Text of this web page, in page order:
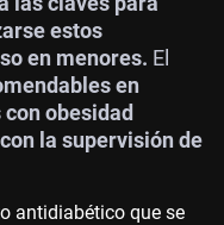
estos
en menores. El
en
obesidad
la supervisión de
antidiabético que se